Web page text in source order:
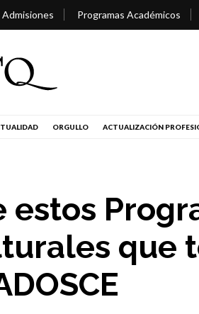
Admisiones Programas Académicos
ORGULLO ACTUALIZACIÓN
estos
que